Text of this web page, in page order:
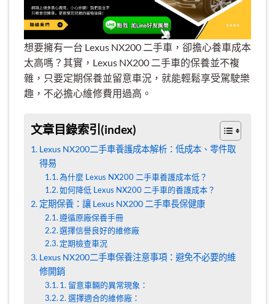
想要擁有一台 Lexus NX200 二手車，卻擔心養車成本
太高嗎？其實，Lexus NX200 二手車的保養並不複
雜，只要定期保養並留意車況，就能輕鬆享受駕駛樂
趣，不必擔心維修費用過高。
文章目錄索引(index)
Lexus NX200二手車養護成本解析：低成本、零件取
得易
為什麼 Lexus NX200 二手車養護成本低？
如何降低 Lexus NX200 二手車的養護成本？
定期保養：讓 Lexus NX200 二手車長保健康
遵循原廠保養手冊
選擇信譽良好的維修廠
定期檢查車況
Lexus NX200二手車保養注意事項：避免不必要的維
修開銷
1. 留意車輛的異常現象：
2. 選擇適合的維修廠：